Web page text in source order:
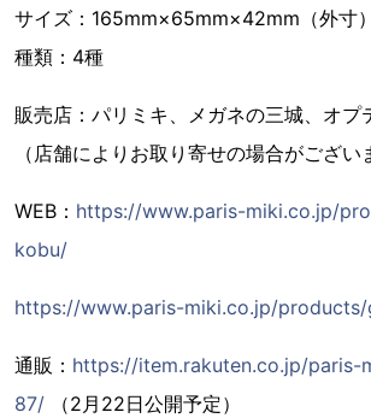
サイズ：165mm×65mm×42mm（外寸）
種類：4種
販売店：パリミキ、メガネの三城、オプ
（店舗によりお取り寄せの場合がござい
WEB： https://www.paris-miki.co.jp/
kobu/
https://www.paris-miki.co.jp/
通販： https://item.rakuten.co.jp/
87/ （2月22日公開予定）